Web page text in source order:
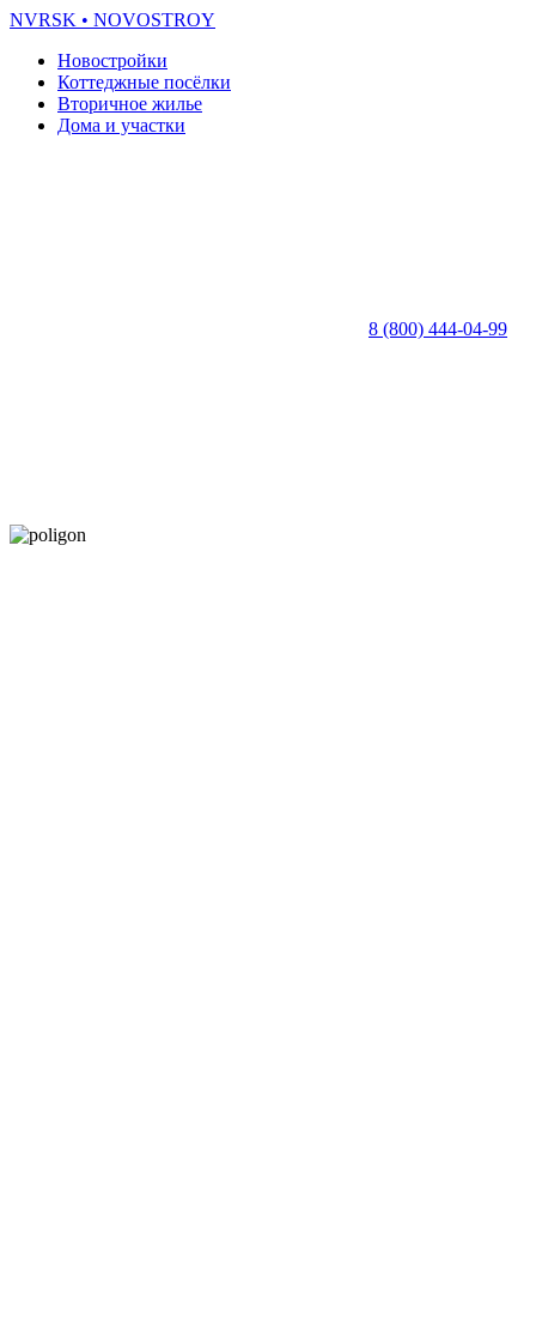
NVRSK • NOVOSTROY
Новостройки
Коттеджные посёлки
Вторичное жилье
Дома и участки
8 (800) 444-04-99